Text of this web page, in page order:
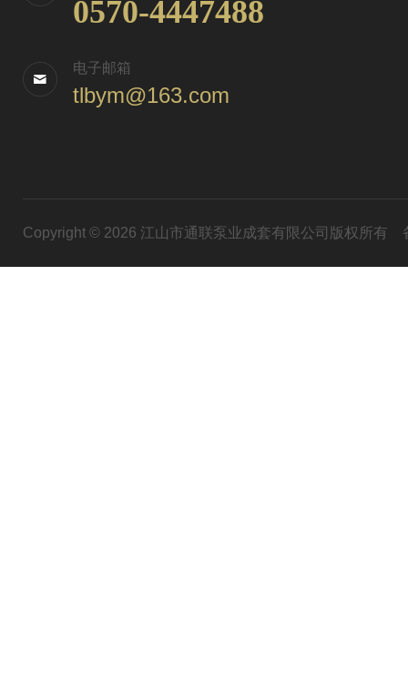
0570-4447488
电子邮箱
tlbym@163.com
Copyright © 2026 江山市通联泵业成套有限公司版权所有